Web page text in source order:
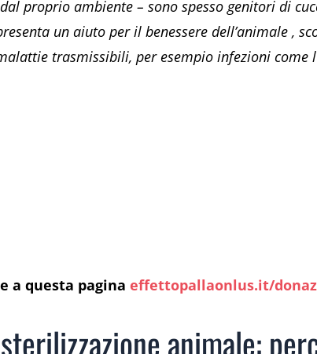
proprio ambiente – sono spesso genitori di
un aiuto per il benessere dell’animale ,
trasmissibili, per esempio infezioni come
a questa pagina effettopallaonlus.it/
animale: